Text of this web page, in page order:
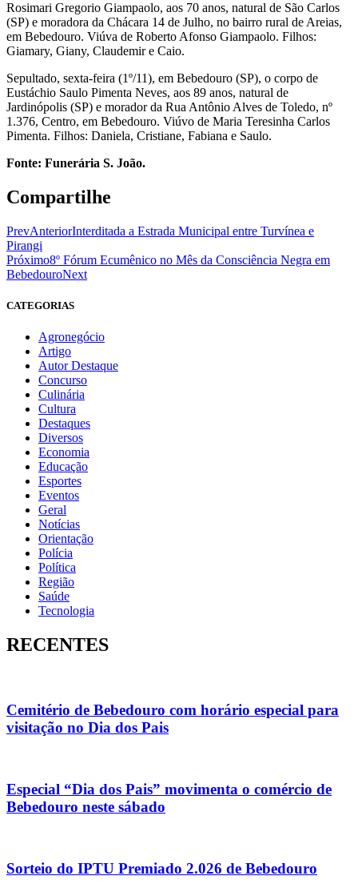
Rosimari Gregorio Giampaolo, aos 70 anos, natural de São Carlos
(SP) e moradora da Chácara 14 de Julho, no bairro rural de Areias,
em Bebedouro. Viúva de Roberto Afonso Giampaolo. Filhos:
Giamary, Giany, Claudemir e Caio.
Sepultado, sexta-feira (1º/11), em Bebedouro (SP), o corpo de
Eustáchio Saulo Pimenta Neves, aos 89 anos, natural de
Jardinópolis (SP) e morador da Rua Antônio Alves de Toledo, nº
1.376, Centro, em Bebedouro. Viúvo de Maria Teresinha Carlos
Pimenta. Filhos: Daniela, Cristiane, Fabiana e Saulo.
Fonte: Funerária S. João.
Compartilhe
PrevAnteriorInterditada a Estrada Municipal entre Turvínea e
Pirangi
Próximo8º Fórum Ecumênico no Mês da Consciência Negra em
BebedouroNext
CATEGORIAS
Agronegócio
Artigo
Autor Destaque
Concurso
Culinária
Cultura
Destaques
Diversos
Economia
Educação
Esportes
Eventos
Geral
Notícias
Orientação
Polícia
Política
Região
Saúde
Tecnologia
RECENTES
Cemitério de Bebedouro com horário especial para
visitação no Dia dos Pais
Especial “Dia dos Pais” movimenta o comércio de
Bebedouro neste sábado
Sorteio do IPTU Premiado 2.026 de Bebedouro